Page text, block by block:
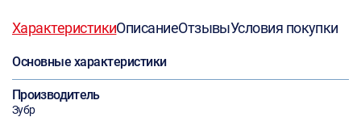
ХарактеристикиОписаниеОтзывыУсловия покупки
Основные характеристики
Производитель
Зубр